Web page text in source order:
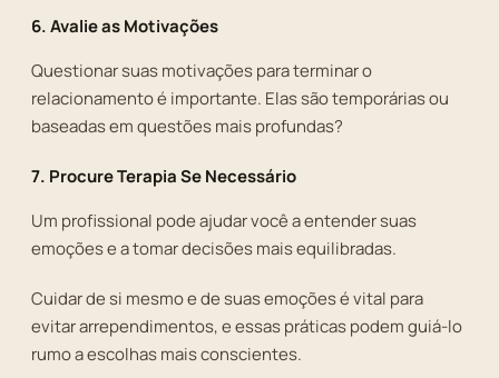
6. Avalie as Motivações
Questionar suas motivações para terminar o
relacionamento é importante. Elas são temporárias ou
baseadas em questões mais profundas?
7. Procure Terapia Se Necessário
Um profissional pode ajudar você a entender suas
emoções e a tomar decisões mais equilibradas.
Cuidar de si mesmo e de suas emoções é vital para
evitar arrependimentos, e essas práticas podem guiá-lo
rumo a escolhas mais conscientes.